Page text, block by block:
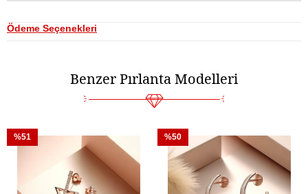
Ödeme Seçenekleri
Benzer Pırlanta Modelleri
%51 %50